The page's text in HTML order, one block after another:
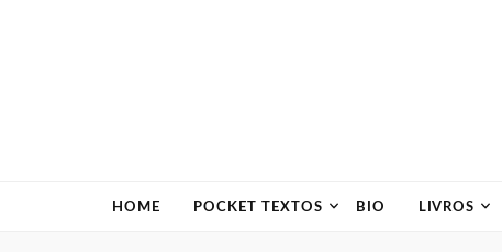
HOME POCKET TEXTOS BIO LIVROS